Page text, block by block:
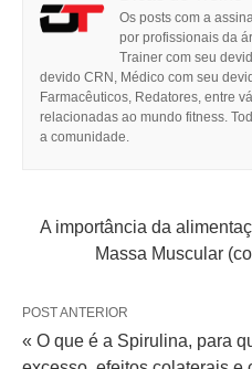
Os posts com a
por profissionais da
Trainer com seu
devido CRN, Médico com seu
Farmacêuticos, Redatores, entre
relacionadas ao mundo fitness.
a comunidade.
A importância da
Massa Muscular
POST ANTERIOR
« O que é a Spirulina, para